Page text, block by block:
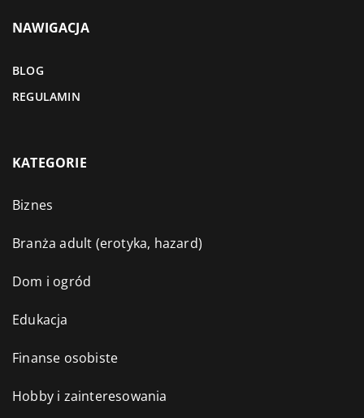
NAWIGACJA
BLOG
REGULAMIN
KATEGORIE
Biznes
Branża adult (erotyka, hazard)
Dom i ogród
Edukacja
Finanse osobiste
Hobby i zainteresowania